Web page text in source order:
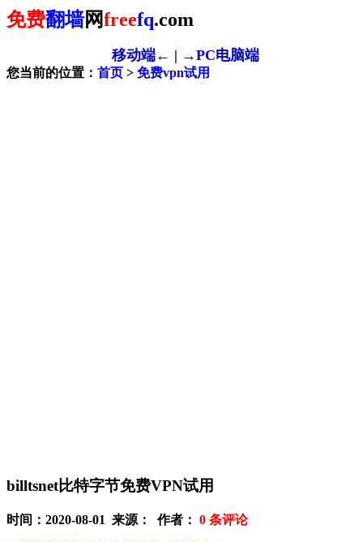
免费翻墙网freefq.com
移动端← | →PC电脑端
您当前的位置： 首页 > 免费vpn试用
billtsnet比特字节免费VPN试用
时间：2020-08-01 来源： 作者： 0 条评论